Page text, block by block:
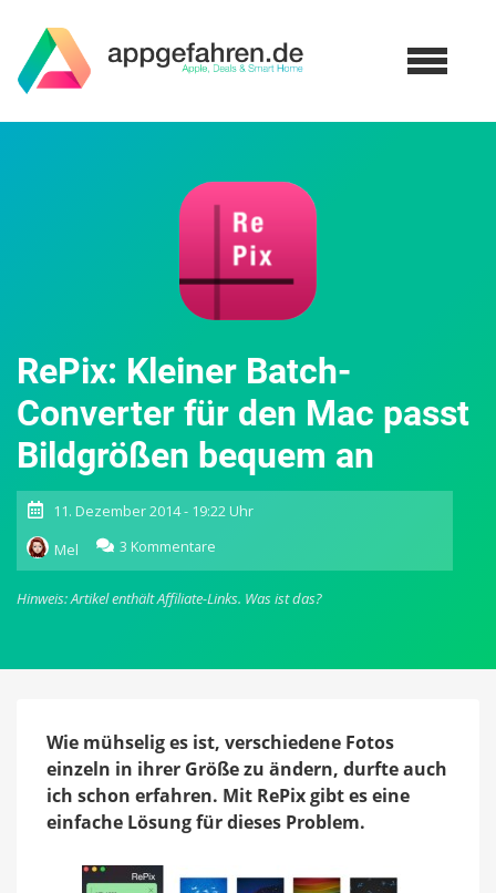
RePix: Kleiner Batch-
Converter für den Mac passt
Bildgrößen bequem an
11. Dezember 2014 - 19:22 Uhr
Mel
3 Kommentare
RePix:
Kleiner
Batch-
den
Bildgrößen
bequem
an
Hinweis: Artikel enthält Affiliate-Links. Was ist das?
Wie mühselig es ist, verschiedene Fotos
einzeln in ihrer Größe zu ändern, durfte auch
ich schon erfahren. Mit RePix gibt es eine
einfache Lösung für dieses Problem.